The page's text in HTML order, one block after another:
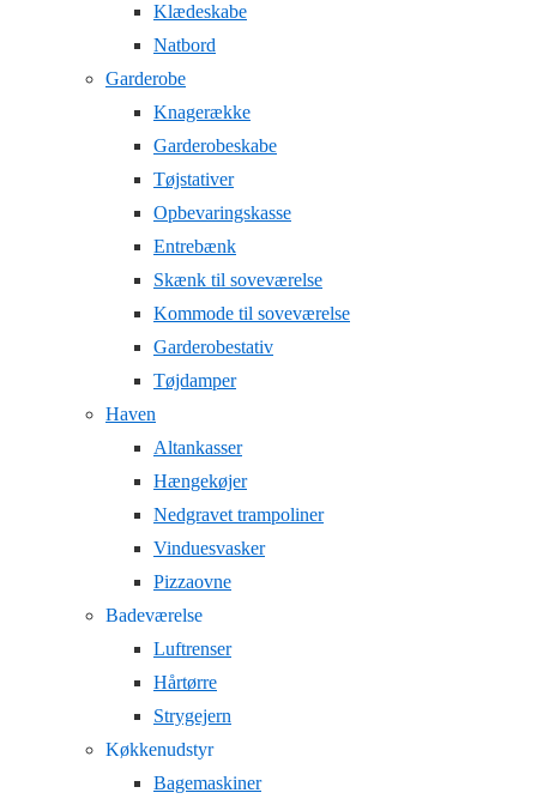
Klædeskabe
Natbord
Garderobe
Knagerække
Garderobeskabe
Tøjstativer
Opbevaringskasse
Entrebænk
Skænk til soveværelse
Kommode til soveværelse
Garderobestativ
Tøjdamper
Haven
Altankasser
Hængekøjer
Nedgravet trampoliner
Vinduesvasker
Pizzaovne
Badeværelse
Luftrenser
Hårtørre
Strygejern
Køkkenudstyr
Bagemaskiner